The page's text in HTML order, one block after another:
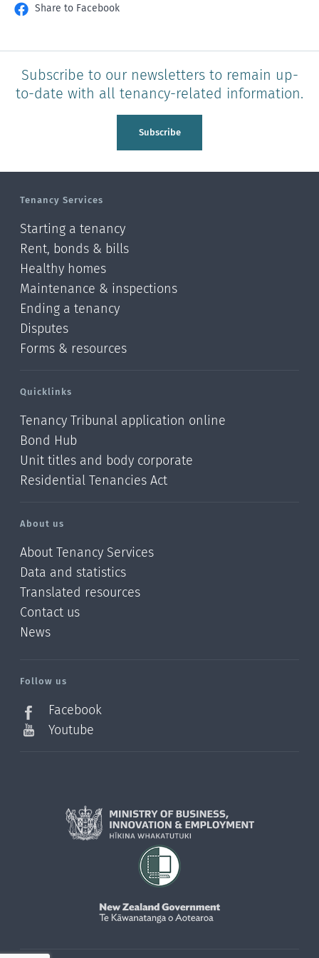
Share to Facebook
Subscribe to our newsletters to remain up-
to-date with all tenancy-related information.
Subscribe
Tenancy Services
Starting a tenancy
Rent, bonds & bills
Healthy homes
Maintenance & inspections
Ending a tenancy
Disputes
Forms & resources
Quicklinks
Tenancy Tribunal application online
Bond Hub
Unit titles and body corporate
Residential Tenancies Act
About us
About Tenancy Services
Data and statistics
Translated resources
Contact us
News
Follow us
Facebook
Youtube